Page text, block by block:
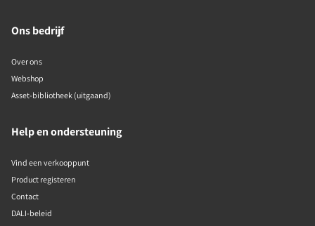
Ons bedrijf
Over ons
Webshop
Asset-bibliotheek (uitgaand)
Help en ondersteuning
Vind een verkooppunt
Product registeren
Contact
DALI-beleid